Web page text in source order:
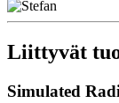
Liittyvät
Simulated